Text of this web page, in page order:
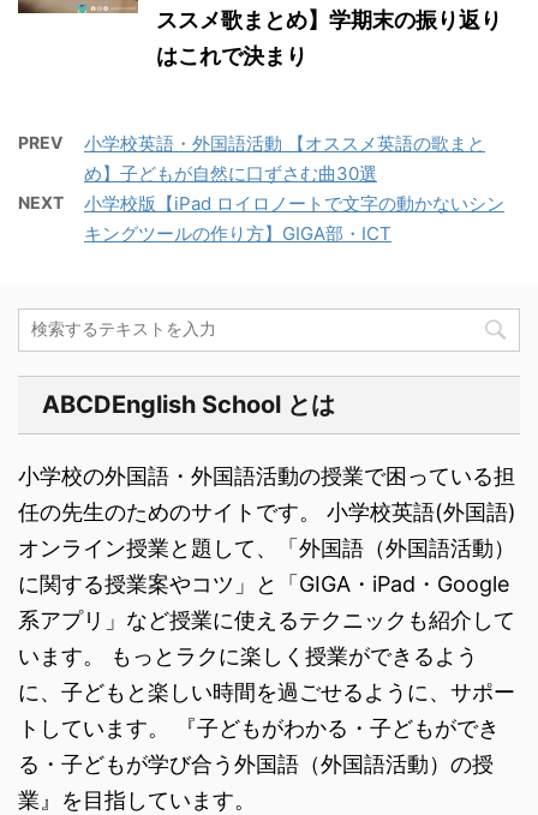
ススメ歌まとめ】学期末の振り返り
はこれで決まり
PREV
小学校英語・外国語活動 【オススメ英語の歌まと
め】子どもが自然に口ずさむ曲30選
NEXT
小学校版【iPad ロイロノートで文字の動かないシン
キングツールの作り方】GIGA部・ICT
ABCDEnglish School とは
小学校の外国語・外国語活動の授業で困っている担
任の先生のためのサイトです。 小学校英語(外国語)
オンライン授業と題して、「外国語（外国語活動）
に関する授業案やコツ」と「GIGA・iPad・Google
系アプリ」など授業に使えるテクニックも紹介して
います。 もっとラクに楽しく授業ができるよう
に、子どもと楽しい時間を過ごせるように、サポー
トしています。 『子どもがわかる・子どもができ
る・子どもが学び合う外国語（外国語活動）の授
業』を目指しています。